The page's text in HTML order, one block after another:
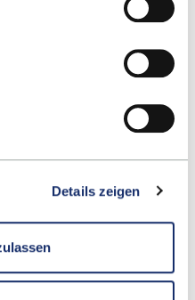
Details zeigen